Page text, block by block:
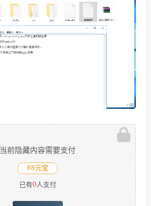
当前隐藏内容需要支付
88元宝
已有0人支付